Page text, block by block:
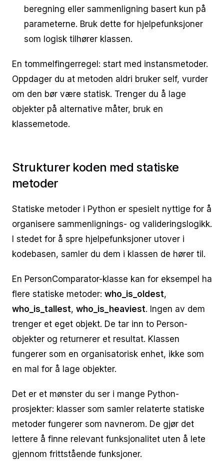
beregning eller sammenligning basert kun på
parameterne. Bruk dette for hjelpefunksjoner
som logisk tilhører klassen.
En tommelfingerregel: start med instansmetoder.
Oppdager du at metoden aldri bruker self, vurder
om den bør være statisk. Trenger du å lage
objekter på alternative måter, bruk en
klassemetode.
Strukturer koden med statiske
metoder
Statiske metoder i Python er spesielt nyttige for å
organisere sammenlignings- og valideringslogikk.
I stedet for å spre hjelpefunksjoner utover i
kodebasen, samler du dem i klassen de hører til.
En PersonComparator-klasse kan for eksempel ha
flere statiske metoder: who_is_oldest,
who_is_tallest, who_is_heaviest. Ingen av dem
trenger et eget objekt. De tar inn to Person-
objekter og returnerer et resultat. Klassen
fungerer som en organisatorisk enhet, ikke som
en mal for å lage objekter.
Det er et mønster du ser i mange Python-
prosjekter: klasser som samler relaterte statiske
metoder fungerer som navnerom. De gjør det
lettere å finne relevant funksjonalitet uten å lete
gjennom frittstående funksjoner.